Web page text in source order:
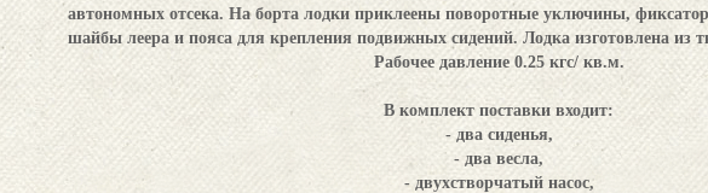
автономных отсека. На борта лодки приклеены поворотные уключины,
шайбы леера и пояса для крепления подвижных сидений. Лодка изготовлена из
Рабочее давление 0.25 кгс/ кв.м.
В комплект поставки входит:
- два сиденья,
- два весла,
- двухстворчатый насос,